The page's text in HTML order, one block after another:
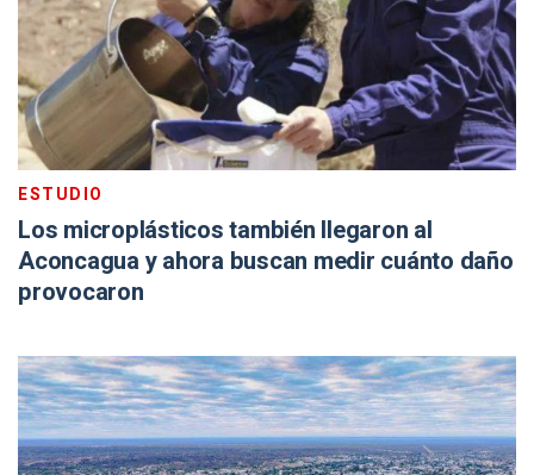
ESTUDIO
Los microplásticos también llegaron al
Aconcagua y ahora buscan medir cuánto daño
provocaron